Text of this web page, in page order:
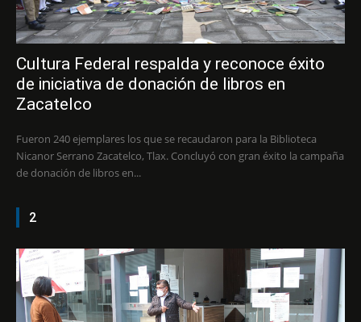
Cultura Federal respalda y reconoce éxito
de iniciativa de donación de libros en
Zacatelco
Fueron 240 ejemplares los que se recaudaron para la Biblioteca
Nicanor Serrano Zacatelco, Tlax. Concluyó con gran éxito la campaña
de donación de libros en...
2